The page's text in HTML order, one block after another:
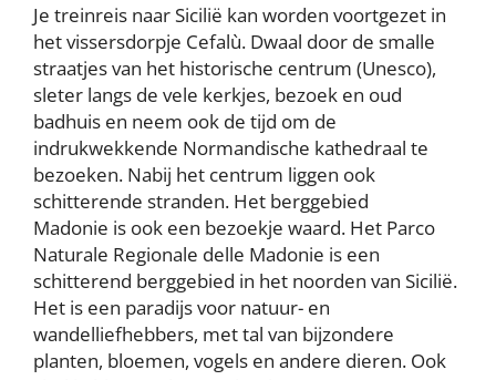
Je treinreis naar Sicilië kan worden voortgezet in
het vissersdorpje Cefalù. Dwaal door de smalle
straatjes van het historische centrum (Unesco),
sleter langs de vele kerkjes, bezoek en oud
badhuis en neem ook de tijd om de
indrukwekkende Normandische kathedraal te
bezoeken. Nabij het centrum liggen ook
schitterende stranden. Het berggebied
Madonie is ook een bezoekje waard. Het Parco
Naturale Regionale delle Madonie is een
schitterend berggebied in het noorden van Sicilië.
Het is een paradijs voor natuur- en
wandelliefhebbers, met tal van bijzondere
planten, bloemen, vogels en andere dieren. Ook